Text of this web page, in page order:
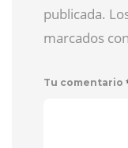
publicada.
marcados con
Tu comentario